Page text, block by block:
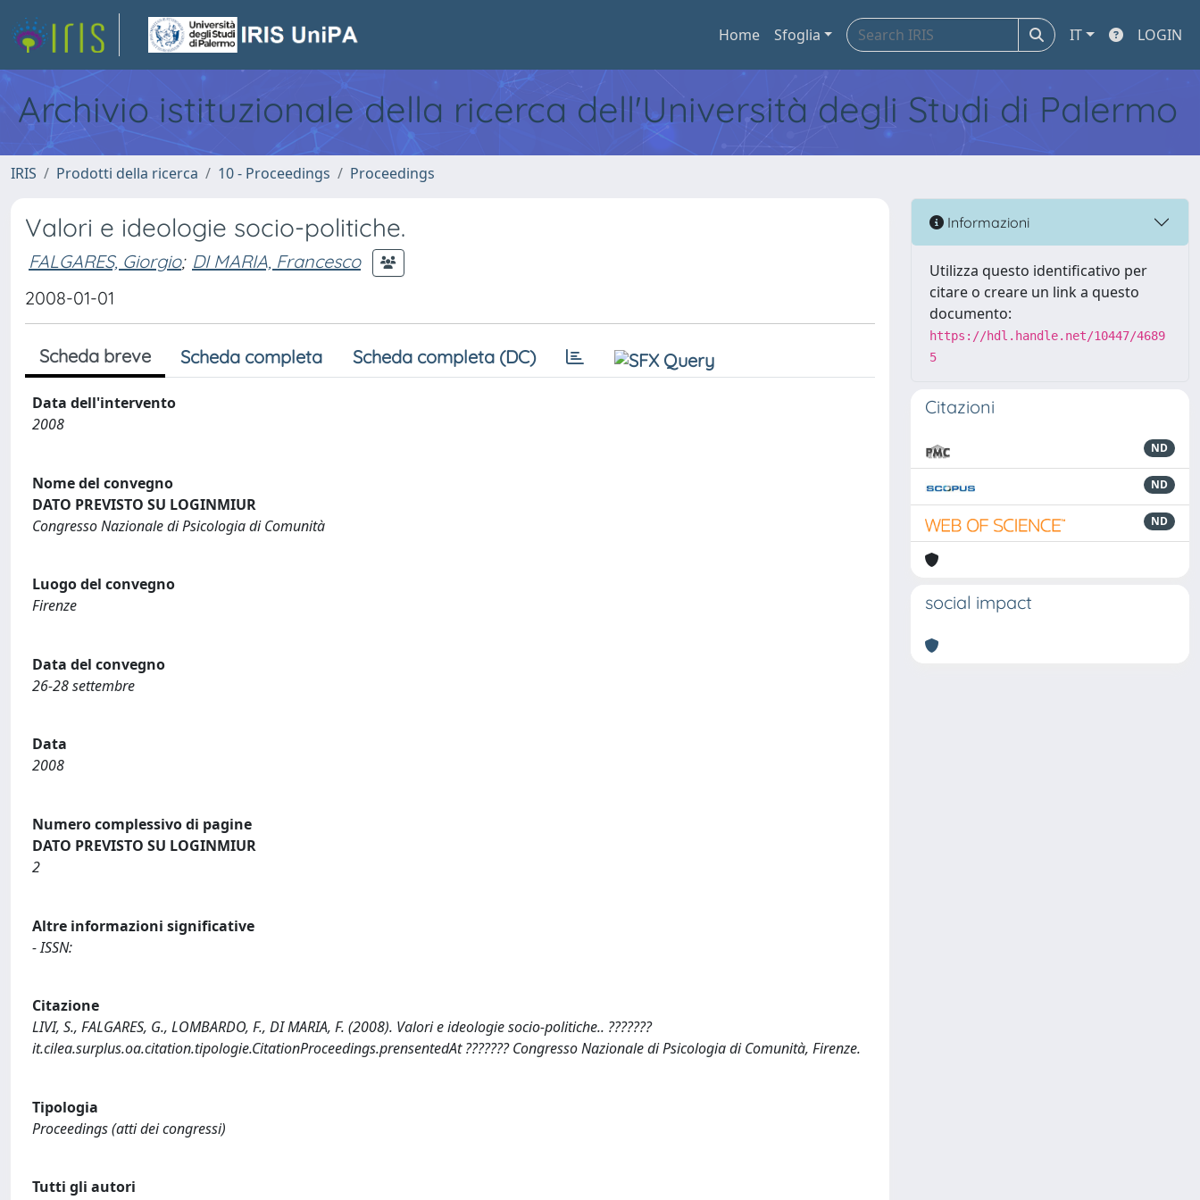
Home Sfoglia IT LOGIN
Archivio istituzionale della ricerca dell'Università degli Studi di Palermo
IRIS Prodotti della ricerca 10 - Proceedings Proceedings
Valori e ideologie socio-politiche.
FALGARES, Giorgio; DI MARIA, Francesco
2008-01-01
Scheda breve Scheda completa Scheda completa (DC)
Data dell'intervento
2008
Nome del convegno
DATO PREVISTO SU LOGINMIUR
Congresso Nazionale di Psicologia di Comunità
Luogo del convegno
Firenze
Data del convegno
26-28 settembre
Data
2008
Numero complessivo di pagine
DATO PREVISTO SU LOGINMIUR
2
Altre informazioni significative
- ISSN:
Citazione
LIVI, S., FALGARES, G., LOMBARDO, F., DI MARIA, F. (2008). Valori e ideologie socio-politiche.. ???????
it.cilea.surplus.oa.citation.tipologie.CitationProceedings.prensentedAt ??????? Congresso Nazionale di Psicologia di Comunità, Firenze.
Tipologia
Proceedings (atti dei congressi)
Tutti gli autori
Informazioni
Utilizza questo identificativo per
citare o creare un link a questo
documento:
https://hdl.handle.net/10447/4689
5
Citazioni
ND
ND
ND
social impact